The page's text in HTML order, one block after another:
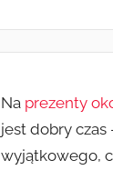
Na prezenty
jest dobry czas
wyjątkowego,